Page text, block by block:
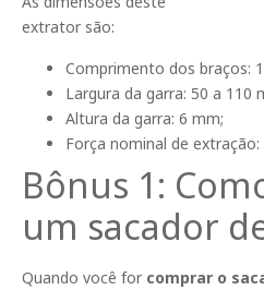
extrator são:
Comprimento dos braços:
Largura da garra: 50 a 110
Altura da garra: 6 mm;
Força nominal de extração:
Bônus 1:
um sacador
Quando você for comprar o